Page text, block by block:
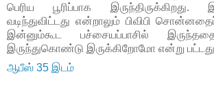
பெரிய பூரிப்பாக
வடிந்துவிட்டது என்றாலும் பிவிபி
இன்னும்கூட பச்சையப்பாசில்
இருந்துகொண்டு இருக்கிறோமோ என்று
ஆபீஸ் 35 இடம்